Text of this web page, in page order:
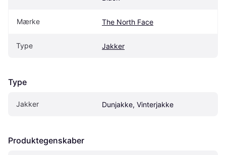
Mærke The North Face
Type Jakker
Type
Jakker Dunjakke, Vinterjakke
Produktegenskaber